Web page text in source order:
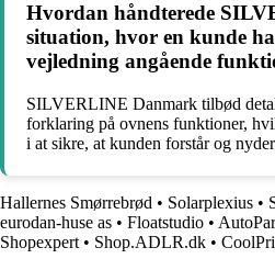
Hvordan håndterede
situation, hvor en kunde
vejledning angående
SILVERLINE Danmark tilbød
forklaring på ovnens funktioner,
i at sikre, at kunden forstår og
Hallernes Smørrebrød • Solarplexius •
eurodan-huse as • Floatstudio •
Shopexpert • Shop.ADLR.dk •